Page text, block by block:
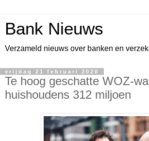
Bank Nieuws
Verzameld nieuws over banken en
vrijdag 21 februari 2020
Te hoog geschatte WOZ-
huishoudens 312 miljoen